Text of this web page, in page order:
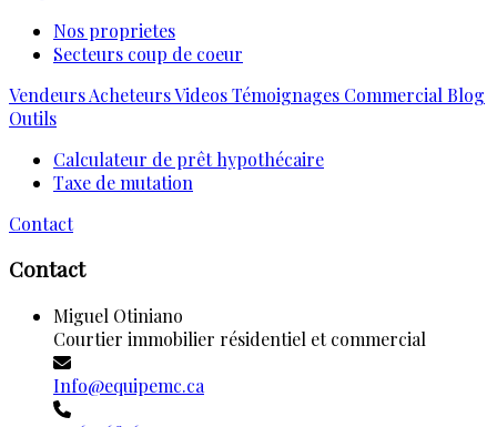
Nos proprietes
Secteurs coup de coeur
VendeursAcheteursVideosTémoignages Commercial Blog
Outils
Calculateur de prêt hypothécaire
Taxe de mutation
Contact
Contact
Miguel Otiniano
Courtier immobilier résidentiel et commercial
Info@equipemc.ca